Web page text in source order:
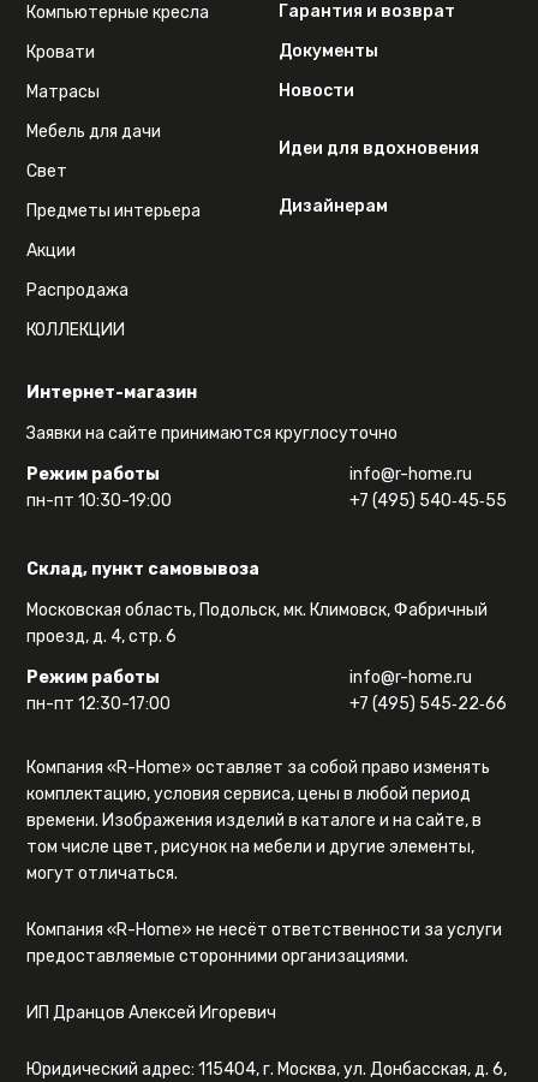
Интернет-магазин
Заявки на сайте принимаются круглосуточно
Режим работы
пн-пт 10:30-19:00
info@r-home.ru
+7 (495) 540‑45‑55
Склад, пункт самовывоза
Московская область, Подольск, мк. Климовск, Фабричный
проезд, д. 4, стр. 6
Режим работы
пн-пт 12:30-17:00
info@r-home.ru
+7 (495) 545‑22‑66
Компьютерные кресла
Кровати
Матрасы
Мебель для дачи
Свет
Предметы интерьера
Акции
Распродажа
КОЛЛЕКЦИИ
Гарантия и возврат
Документы
Новости
Идеи для вдохновения
Дизайнерам
Компания «R-Home» оставляет за собой право изменять
комплектацию, условия сервиса, цены в любой период
времени. Изображения изделий в каталоге и на сайте, в
том числе цвет, рисунок на мебели и другие элементы,
могут отличаться.
Компания «R-Home» не несёт ответственности за услуги
предоставляемые сторонними организациями.
ИП Дранцов Алексей Игоревич
Юридический адрес: 115404, г. Москва, ул. Донбасская, д. 6,